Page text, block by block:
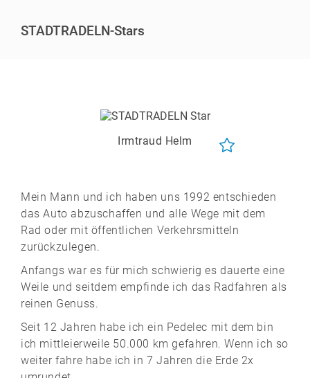
STADTRADELN-Stars
Irmtraud Helm
Mein Mann und ich haben uns 1992 entschieden
das Auto abzuschaffen und alle Wege mit dem
Rad oder mit öffentlichen Verkehrsmitteln
zurückzulegen.
Anfangs war es für mich schwierig es dauerte eine
Weile und seitdem empfinde ich das Radfahren als
reinen Genuss.
Seit 12 Jahren habe ich ein Pedelec mit dem bin
ich mittleierweile 50.000 km gefahren. Wenn ich so
weiter fahre habe ich in 7 Jahren die Erde 2x